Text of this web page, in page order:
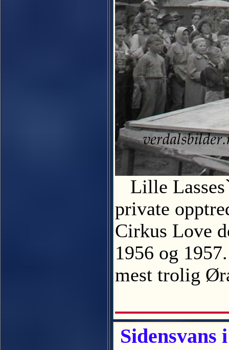
Lille
private
Cirkus Love
1956 og
mest trolig
Sidensvans